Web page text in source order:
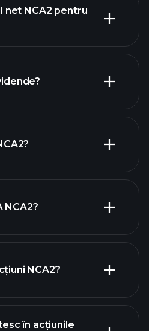
câștigurile
NCA2
net NCA2 pentru
rapoartele financiare
NCA2?
NCA2?
în acțiunile